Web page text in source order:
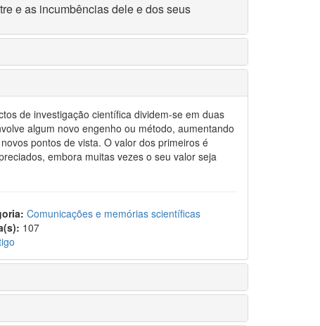
e as incumbências dele e dos seus
de investigação científica dividem-se em duas
algum novo engenho ou método, aumentando
pontos de vista. O valor dos primeiros é
embora muitas vezes o seu valor seja
Comunicações e memórias scientíficas
107